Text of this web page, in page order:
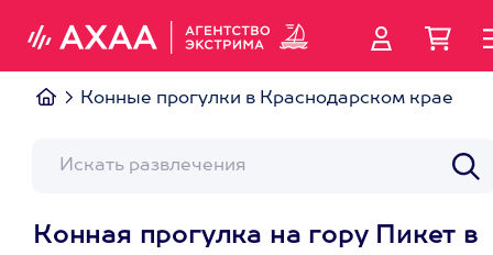
Конные прогулки в Краснодарском крае
Конная прогулка на гору Пикет в